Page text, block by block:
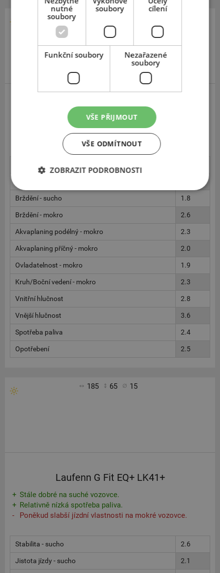
Giti GitiSynergy H2
Dobré vlastnosti na mokrém povrchu.
Mírně slabší přesnost jízdy na suché vozovce.
Brždění - sucho 1.8
Brždění - mokro 2.6
Akvaplaning podélný - mokro 2.3
Akvaplaning příčný - mokro 2.0
Ovladatelnost - mokro 1.9
Kruh/Boční vedení - mokro 2.3
Vnitřní hlučnost 2.8
Vnější hlučnost 3.6
Spotřeba paliva 2.4
Opotřebení 2.5
185 65 15
Laufenn G Fit EQ+ LK41+
Stále dobré na suché vozovce.
Relativně nízká spotřeba paliva.
Poněkud slabší jízdní vlastnosti na mokré vozovce.
Stabilita - sucho 2.6
Jistota jízdy - sucho 2.1
nutné
soubory
soubory
cílení
Funkční soubory
Nezařazené
soubory
VŠE PŘIJMOUT
VŠE ODMÍTNOUT
ZOBRAZIT PODROBNOSTI